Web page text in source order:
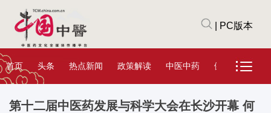
PC版本
首页 头条 热点新闻 政策解读 中医中药 健康医疗
第十二届中医药发展与科学大会在长沙开幕 何